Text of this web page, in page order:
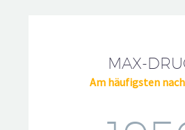
MAX-
Am häufigsten